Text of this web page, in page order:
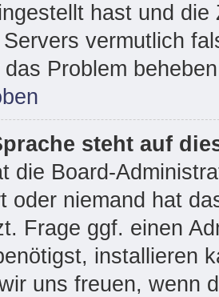
hast und
vermutlich
Problem
steht auf
die Board-
oder niemand hat
Frage ggf. einen
installieren
uns freuen, wenn